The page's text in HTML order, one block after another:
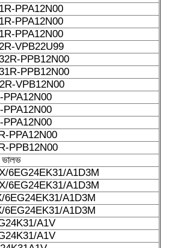
PPA12N00
PPA12N00
PPA12N00
VPB22U99
PPB12N00
PPB12N00
VPB12N00
PPA12N00
PPA12N00
PPA12N00
PPA12N00
PPB12N00
6EG24EK31/A1D3M
6EG24EK31/A1D3M
6EG24EK31/A1D3M
6EG24EK31/A1D3M
A1V
A1V